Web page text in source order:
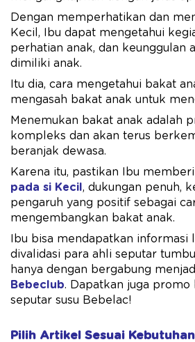
Dengan memperhatikan dan
Kecil, Ibu dapat mengetahui
perhatian anak, dan keunggulan
dimiliki anak.
Itu dia, cara mengetahui bakat
mengasah bakat anak untuk
Menemukan bakat anak adalah
kompleks dan akan terus
beranjak dewasa.
Karena itu, pastikan Ibu
pada si Kecil, dukungan penuh,
pengaruh yang positif sebagai
mengembangkan bakat anak.
Ibu bisa mendapatkan informasi
divalidasi para ahli seputar
hanya dengan bergabung
Bebeclub. Dapatkan juga
seputar susu Bebelac!
Pilih Artikel Sesuai